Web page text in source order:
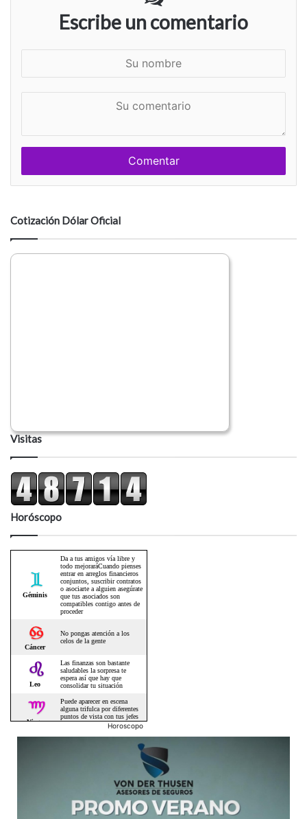
Escribe un comentario
e
n
a
i
o
Cotización Dólar Oficial
Visitas
Horóscopo
Horoscopo